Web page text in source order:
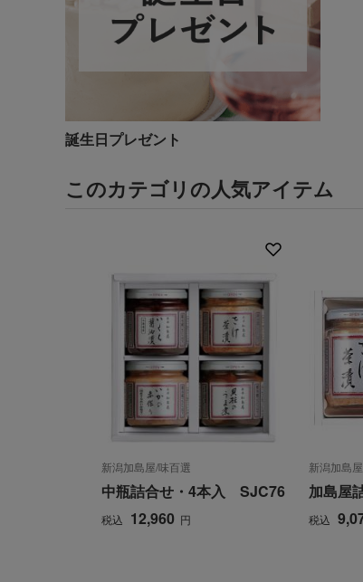
誕生日プレゼント
このカテゴリの人気アイテム
新潟加島屋/味百選
中瓶詰合せ・4本入 SJC76
税込 12,960 円
新潟加島
加島屋
税込